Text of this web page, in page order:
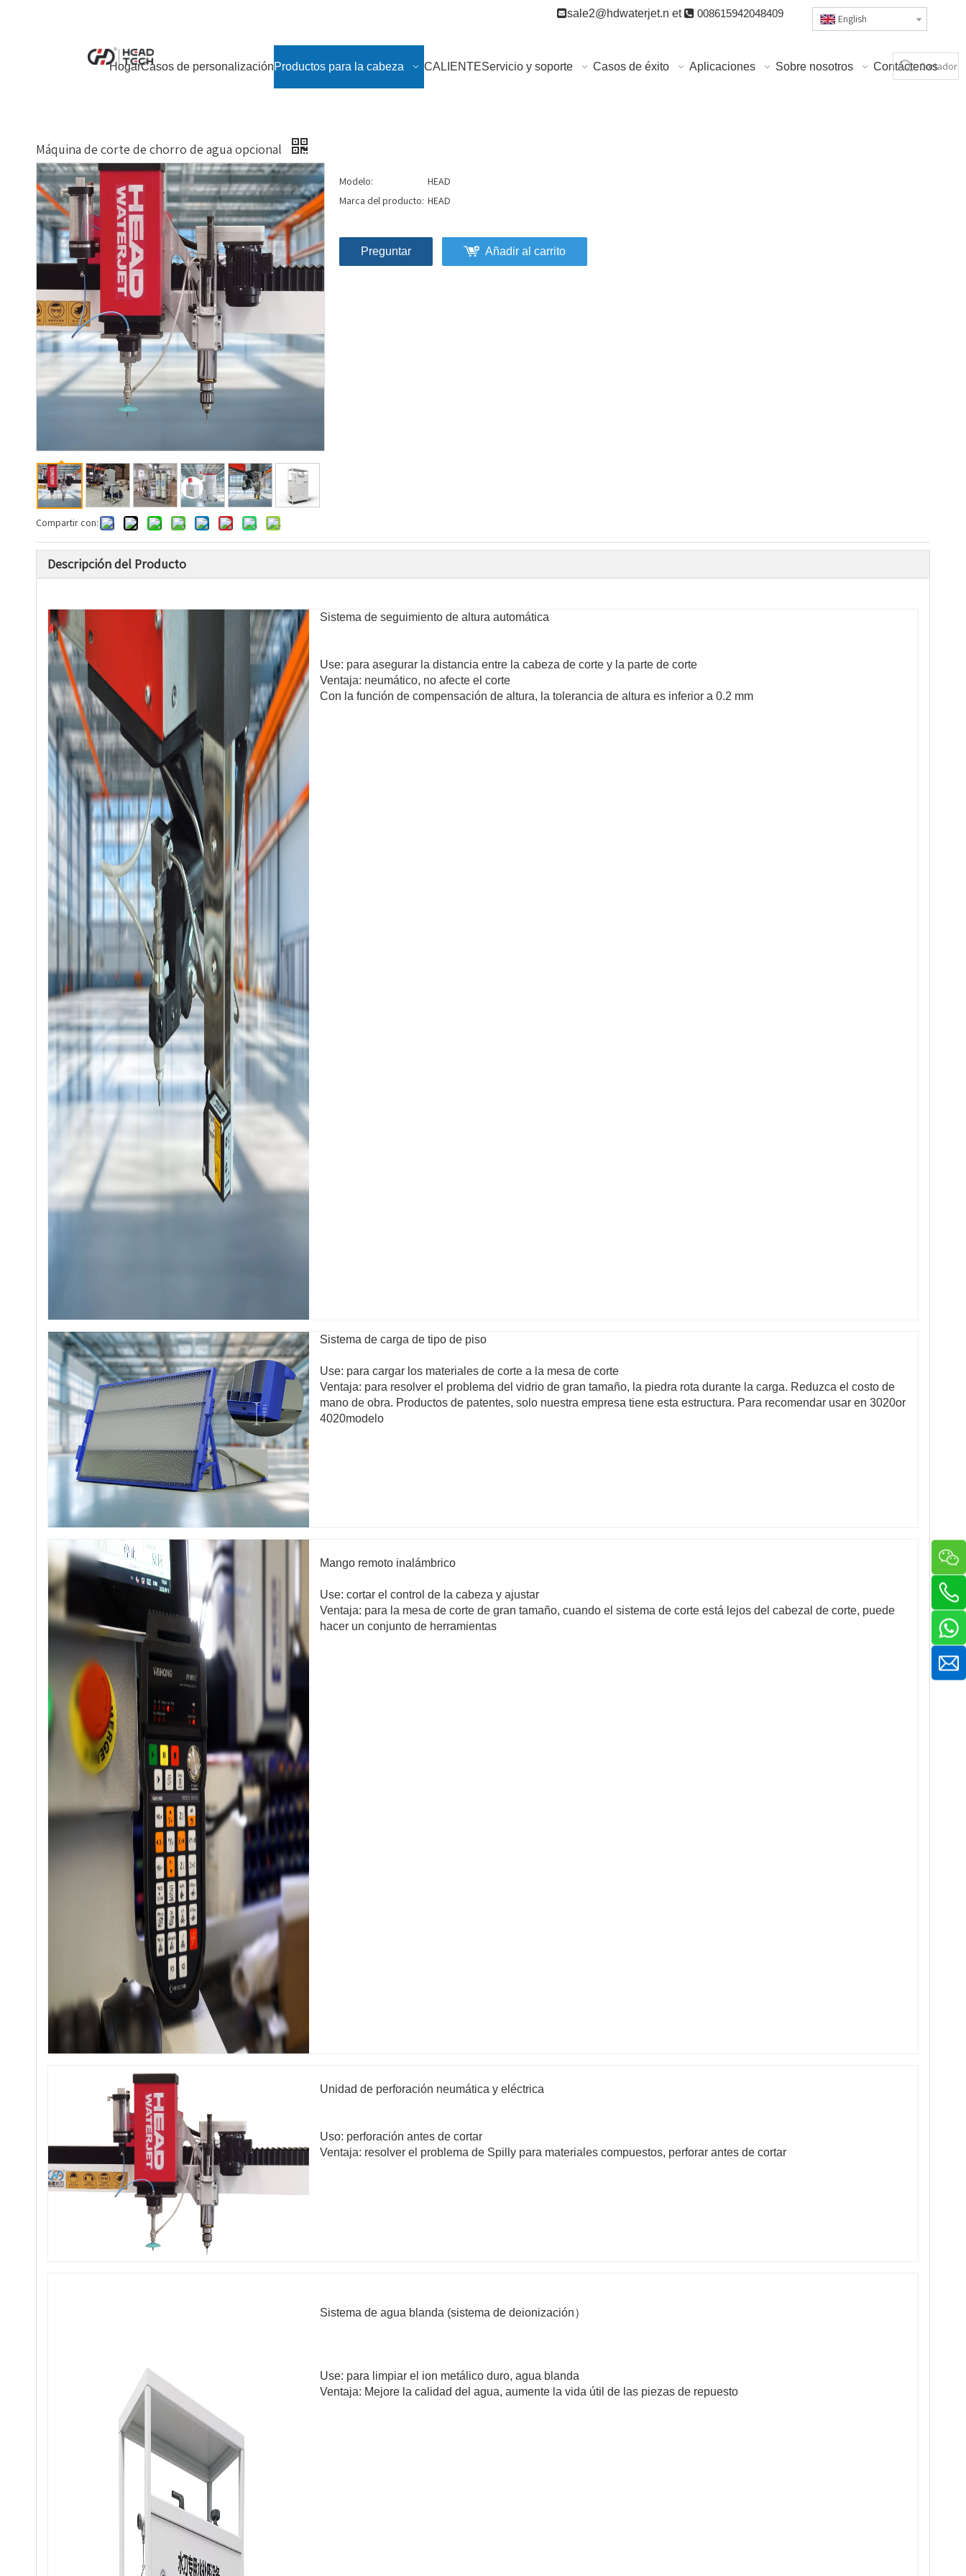
sale2@hdwaterjet.n et 008615942048409 English
HogarCasos de personalizaciónProductos para la cabeza CALIENTEServicio y soporte Casos de éxito Aplicaciones Sobre nosotros Contáctenos
Máquina de corte de chorro de agua opcional
Compartir con:
Modelo:
HEAD
Marca del producto: HEAD
Preguntar Añadir al carrito
Descripción del Producto
Sistema de seguimiento de altura automática
Use: para asegurar la distancia entre la cabeza de corte y la parte de corte
Ventaja: neumático, no afecte el corte
Con la función de compensación de altura, la tolerancia de altura es inferior a 0.2 mm
Sistema de carga de tipo de piso
Use: para cargar los materiales de corte a la mesa de corte
Ventaja: para resolver el problema del vidrio de gran tamaño, la piedra rota durante la carga. Reduzca el costo de
mano de obra. Productos de patentes, solo nuestra empresa tiene esta estructura. Para recomendar usar en 3020or
4020modelo
Mango remoto inalámbrico
Use: cortar el control de la cabeza y ajustar
Ventaja: para la mesa de corte de gran tamaño, cuando el sistema de corte está lejos del cabezal de corte, puede
hacer un conjunto de herramientas
Unidad de perforación neumática y eléctrica
Uso: perforación antes de cortar
Ventaja: resolver el problema de Spilly para materiales compuestos, perforar antes de cortar
Sistema de agua blanda (sistema de deionización）
Use: para limpiar el ion metálico duro, agua blanda
Ventaja: Mejore la calidad del agua, aumente la vida útil de las piezas de repuesto